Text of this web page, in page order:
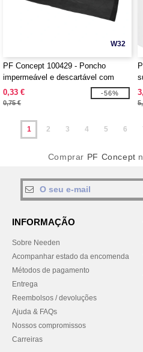
W32
PF Concept 100429 - Poncho
impermeável e descartável com
bolsa "Ziva"
0,33 €
0,75 €
-56%
1 2 3 4 5 6
Comprar PF Concept
INFORMAÇÃO
Sobre Needen
Acompanhar estado da encomenda
Métodos de pagamento
Entrega
Reembolsos / devoluções
Ajuda & FAQs
Nossos compromissos
Carreiras